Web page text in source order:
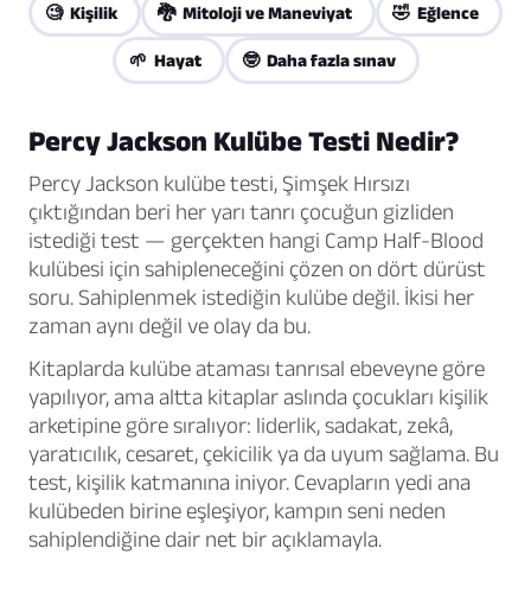
🧐 Kişilik 🐉 Mitoloji ve Maneviyat 🤣 Eğlence
🌱 Hayat 🤓 Daha fazla sınav
Percy Jackson Kulübe Testi Nedir?
Percy Jackson kulübe testi, Şimşek Hırsızı
çıktığından beri her yarı tanrı çocuğun gizliden
istediği test — gerçekten hangi Camp Half-Blood
kulübesi için sahipleneceğini çözen on dört dürüst
soru. Sahiplenmek istediğin kulübe değil. İkisi her
zaman aynı değil ve olay da bu.
Kitaplarda kulübe ataması tanrısal ebeveyne göre
yapılıyor, ama altta kitaplar aslında çocukları kişilik
arketipine göre sıralıyor: liderlik, sadakat, zekâ,
yaratıcılık, cesaret, çekicilik ya da uyum sağlama. Bu
test, kişilik katmanına iniyor. Cevapların yedi ana
kulübeden birine eşleşiyor, kampın seni neden
sahiplendiğine dair net bir açıklamayla.